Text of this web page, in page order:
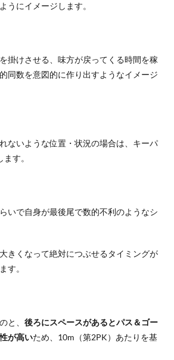
ようにイメージします。
掛けさせる、味方が戻ってくる時間を稼
同数を意図的に作り出すようなイメージ
ないような位置・状況の場合は、キーパ
す。
いで自身が最後尾で数的不利のようなシ
きくなって絶対につぶせるタイミングが
す。
と、 後ろにスペースがあるとパス＆ゴー
が高いため、10m（第2PK）あたりを基